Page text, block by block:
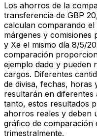
Los ahorros de la
transferencia de GBP
calculan comparando
márgenes y
y Xe el mismo día 8/5/
comparación
ejemplo dado y pueden
cargos. Diferentes
de divisa, fechas, horas
resultarán en
tanto, estos resultados
ahorros reales y deben
gráfico de comparación
trimestralmente.